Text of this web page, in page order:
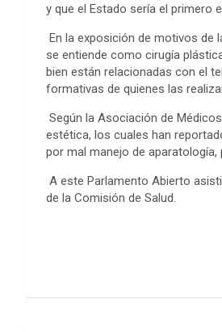
y que el Estado sería el primero
En la exposición de motivos de
se entiende como cirugía
bien están relacionadas con el
formativas de quienes las
Según la Asociación de
estética, los cuales han
por mal manejo de
A este Parlamento Abierto
de la Comisión de Salud.